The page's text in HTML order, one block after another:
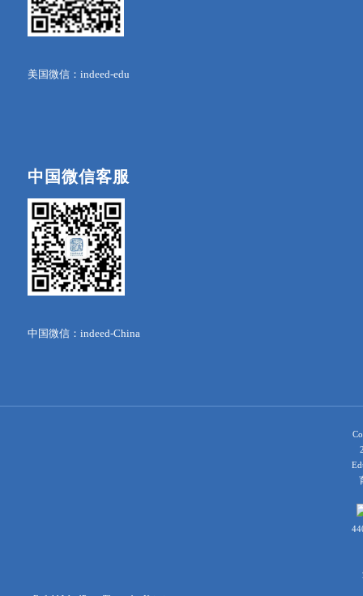
美国微信：indeed-edu
中国微信客服
中国微信：indeed-China